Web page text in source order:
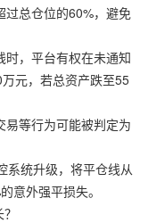
过总仓位的60%，避免
时，平台有权在未通知
元，若总资产跌至55
易等行为可能被判定为
系统升级，将平仓线从
意外强平损失。